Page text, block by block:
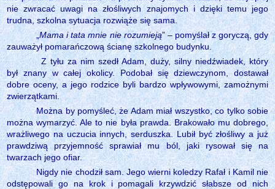
nie zwracać uwagi na złośliwych znajomych i dzięki temu jego
trudna, szkolna sytuacja rozwiąże się sama.
„Mama i tata mnie nie rozumieją” – pomyślał z goryczą, gdy
zauważył pomarańczową ścianę szkolnego budynku.
Z tyłu za nim szedł Adam, duży, silny niedźwiadek, który
był znany w całej okolicy. Podobał się dziewczynom, dostawał
dobre oceny, a jego rodzice byli bardzo wpływowymi, zamożnymi
zwierzątkami.
Można by pomyśleć, że Adam miał wszystko, co tylko sobie
można wymarzyć. Ale to nie była prawda. Brakowało mu dobrego,
wrażliwego na uczucia innych, serduszka. Lubił być złośliwy a już
prawdziwą przyjemność sprawiał mu ból, jaki rysował się na
twarzach jego ofiar.
Nigdy nie chodził sam. Jego wierni koledzy Rafał i Kamil nie
odstępowali go na krok i pomagali krzywdzić słabsze od nich